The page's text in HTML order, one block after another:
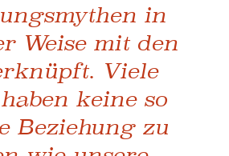
in
Weise mit den
Viele
keine so
Beziehung zu